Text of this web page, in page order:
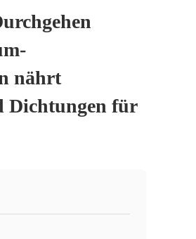
nährt
Dichtungen für